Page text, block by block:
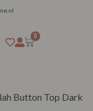
0
Button Top Dark